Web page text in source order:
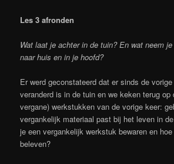
Les 3 afronden
Wat laat je achter in de tuin? En wat neem
naar huis en in je hoofd?
Er werd geconstateerd dat er sinds de
veranderd is in de tuin en we keken terug op
vergane) werkstukken van de vorige keer:
vergankelijk materiaal past bij het leven in
je een vergankelijk werkstuk bewaren en
beleven?